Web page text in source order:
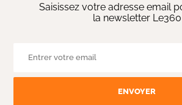
Saisissez votre adresse email
la newsletter Le360
ENVOYER